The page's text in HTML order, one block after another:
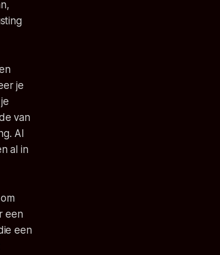
je
van
Al
al in
een
een